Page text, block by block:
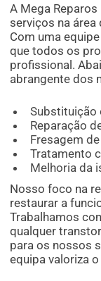
A Mega
serviços na área
Com uma
que todos os
profissional.
abrangente dos
Substituição
Reparação
Fresagem
Tratamento
Melhoria da
Nosso foco na
restaurar a
Trabalhamos
qualquer
para os nossos
equipa valoriza